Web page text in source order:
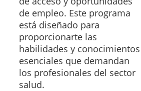
de empleo. Este programa
está diseñado para
proporcionarte las
habilidades y conocimientos
esenciales que demandan
los profesionales del sector
salud.